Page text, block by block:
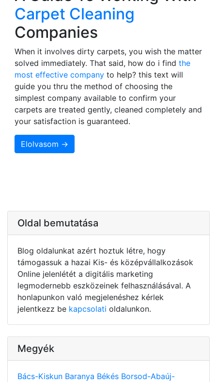
Carpet Cleaning
Companies
When it involves dirty carpets, you wish the matter
solved immediately. That said, how do i find the
most effective company to help? this text will
guide you thru the method of choosing the
simplest company available to confirm your
carpets are treated gently, cleaned completely and
your satisfaction is guaranteed.
Elolvasom →
Oldal bemutatása
Blog oldalunkat azért hoztuk létre, hogy
támogassuk a hazai Kis- és középvállalkozások
Online jelenlétét a digitális marketing
legmodernebb eszközeinek felhasználásával. A
honlapunkon való megjelenéshez kérlek
jelentkezz be kapcsolati oldalunkon.
Megyék
Bács-Kiskun Baranya Békés Borsod-Abaúj-